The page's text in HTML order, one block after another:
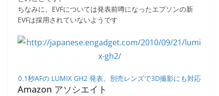
ちなみに、EVFについては発表前噂になったエプソンの新
EVFは採用されていないようです
0.1秒AFの LUMIX GH2 発表。別売レンズで3D撮影にも対応
Amazon アソシエイト